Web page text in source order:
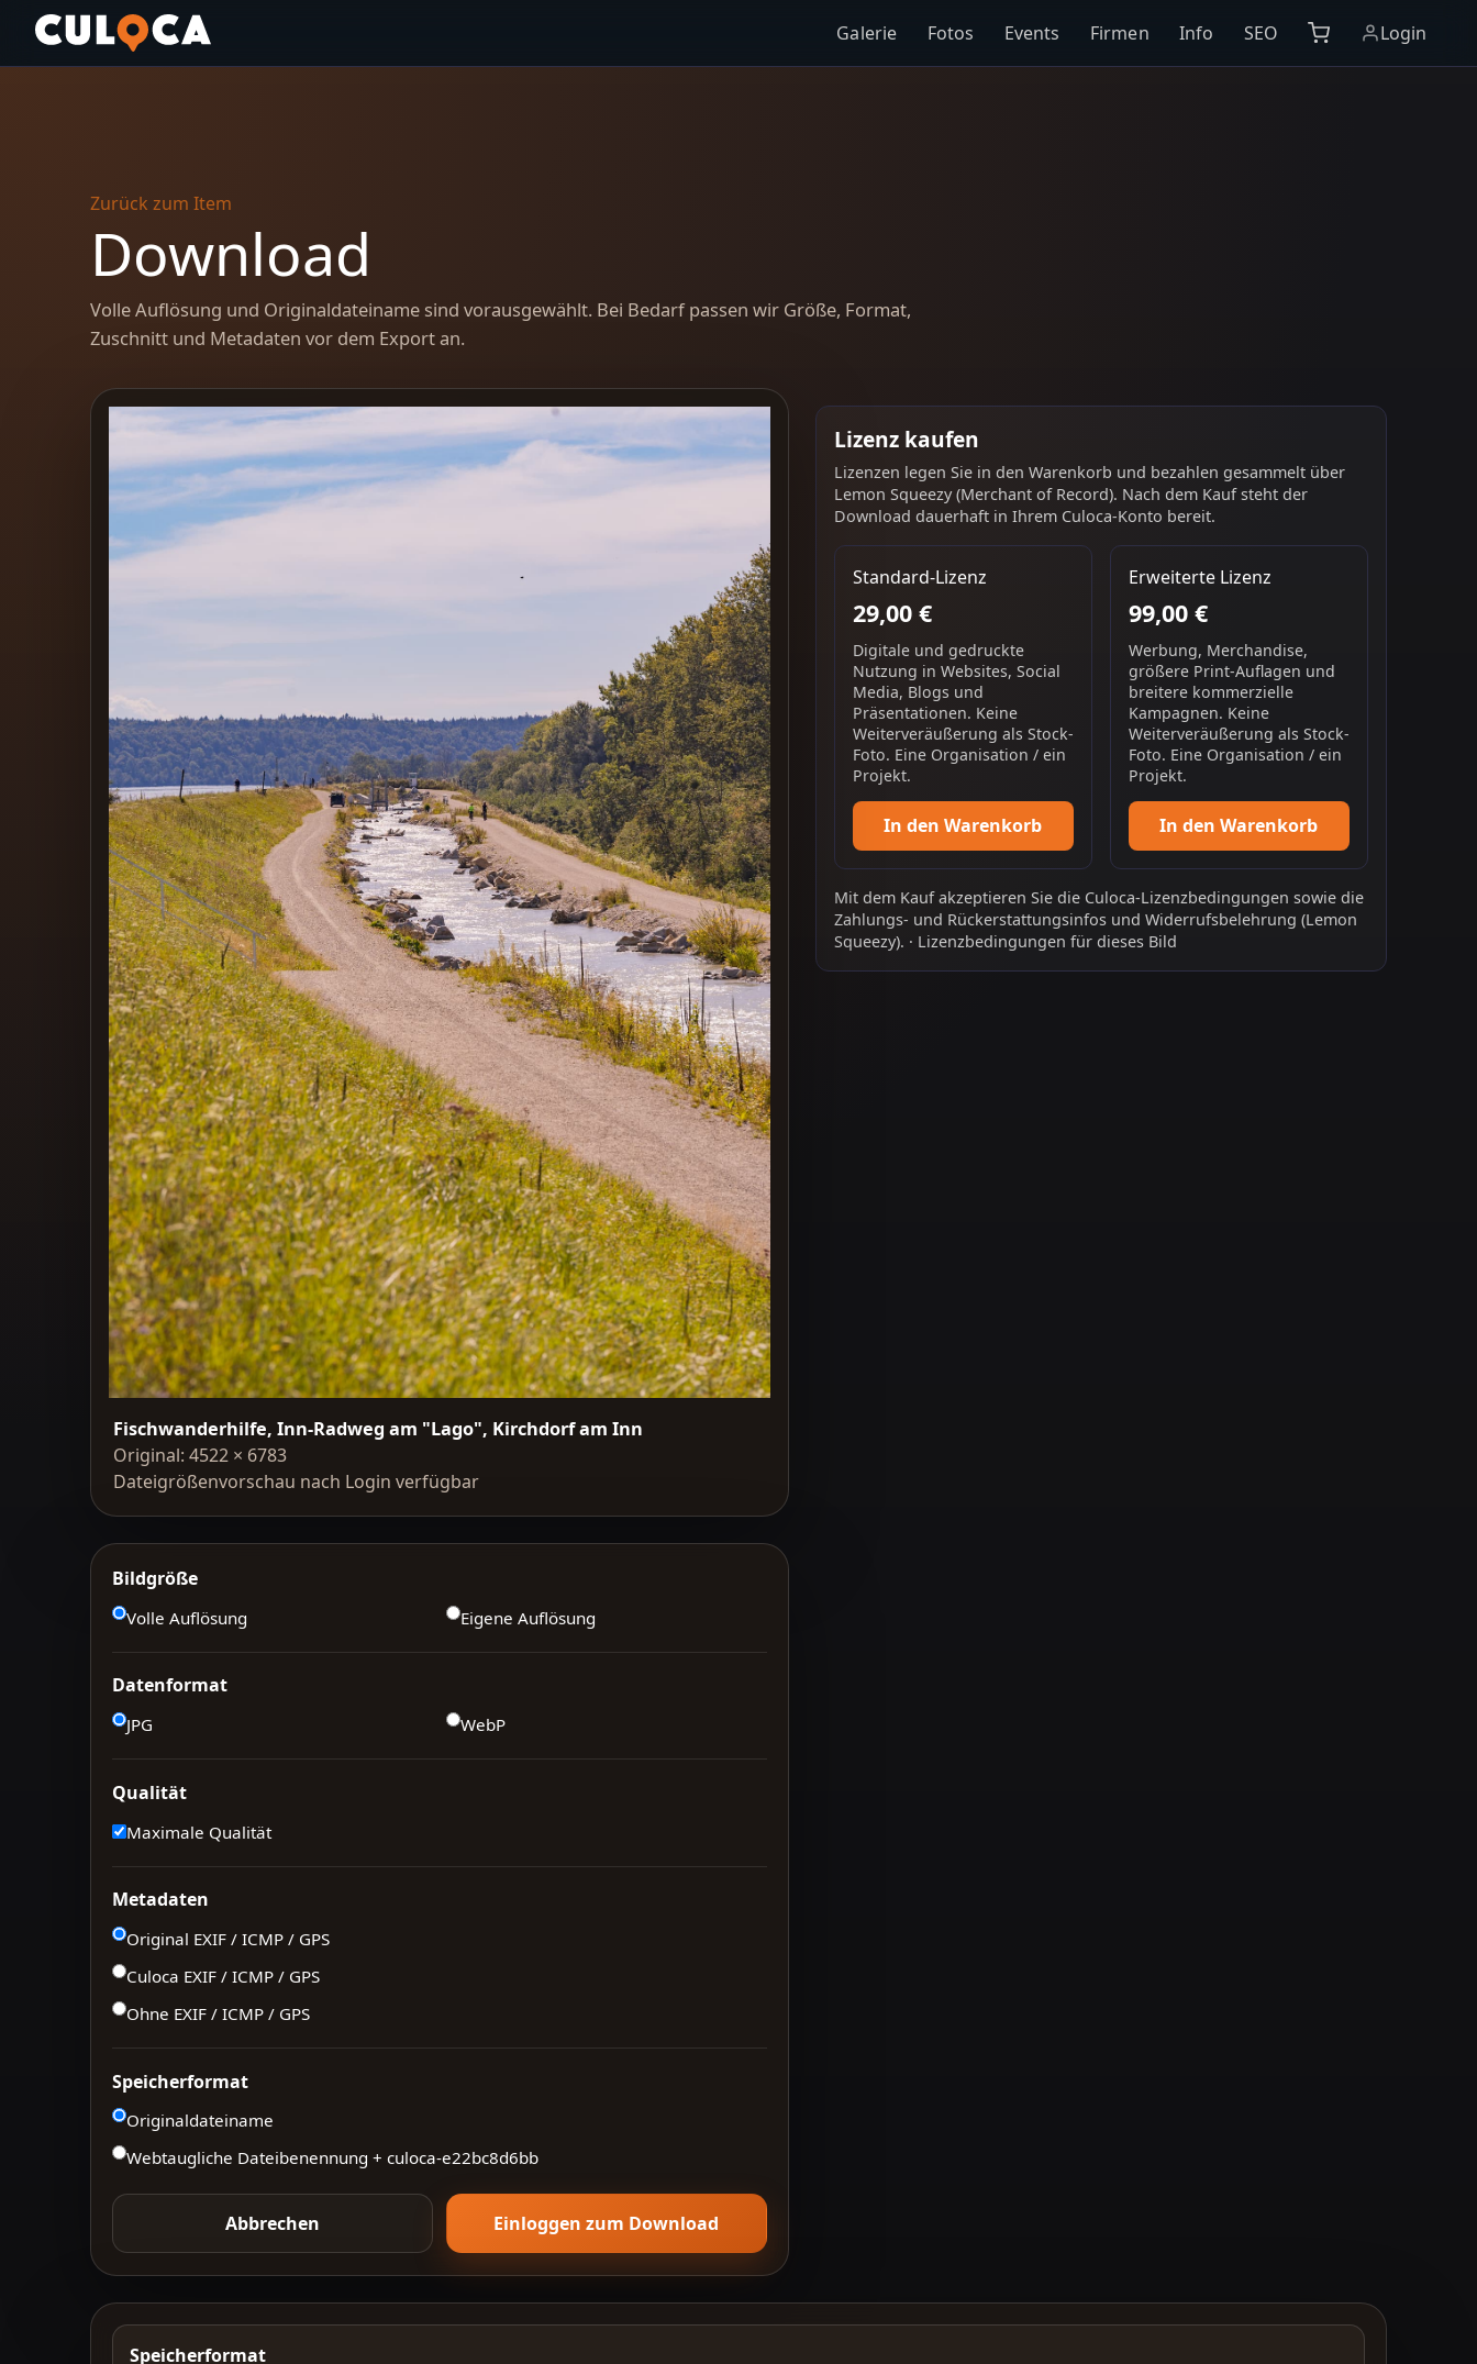
Galerie Fotos Events Firmen Info SEO Login
Zurück zum Item
Download
Volle Auflösung und Originaldateiname sind vorausgewählt. Bei Bedarf passen wir Größe, Format,
Zuschnitt und Metadaten vor dem Export an.
Fischwanderhilfe, Inn-Radweg am "Lago", Kirchdorf am Inn
Original: 4522 × 6783
Dateigrößenvorschau nach Login verfügbar
Lizenz kaufen
Lizenzen legen Sie in den Warenkorb und bezahlen gesammelt über
Lemon Squeezy (Merchant of Record). Nach dem Kauf steht der
Download dauerhaft in Ihrem Culoca-Konto bereit.
Standard-Lizenz
29,00 €
Digitale und gedruckte
Nutzung in Websites, Social
Media, Blogs und
Präsentationen. Keine
Weiterveräußerung als Stock-
Foto. Eine Organisation / ein
Projekt.
In den Warenkorb
Erweiterte Lizenz
99,00 €
Werbung, Merchandise,
größere Print-Auflagen und
breitere kommerzielle
Kampagnen. Keine
Weiterveräußerung als Stock-
Foto. Eine Organisation / ein
Projekt.
In den Warenkorb
Mit dem Kauf akzeptieren Sie die Culoca-Lizenzbedingungen sowie die
Zahlungs- und Rückerstattungsinfosund Widerrufsbelehrung (Lemon
Squeezy). · Lizenzbedingungen für dieses Bild
Bildgröße
Volle Auflösung Eigene Auflösung
Datenformat
JPG WebP
Qualität
Maximale Qualität
Metadaten
Original EXIF / ICMP / GPS
Culoca EXIF / ICMP / GPS
Ohne EXIF / ICMP / GPS
Speicherformat
Originaldateiname
Webtaugliche Dateibenennung + culoca-e22bc8d6bb
Abbrechen Einloggen zum Download
Speicherformat